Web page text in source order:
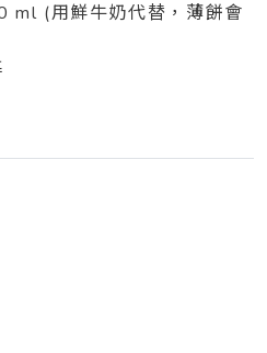
(用鮮牛奶代替，薄餅會